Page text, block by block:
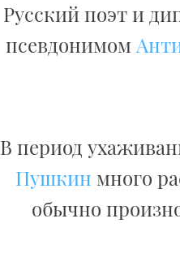
Русский поэт и
псевдонимом
В период
Пушкин много
обычно